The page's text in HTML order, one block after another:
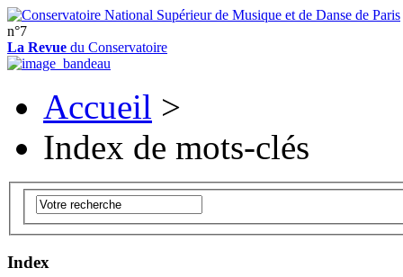
n°7
La Revue du Conservatoire
Accueil >
Index de mots-clés
Index